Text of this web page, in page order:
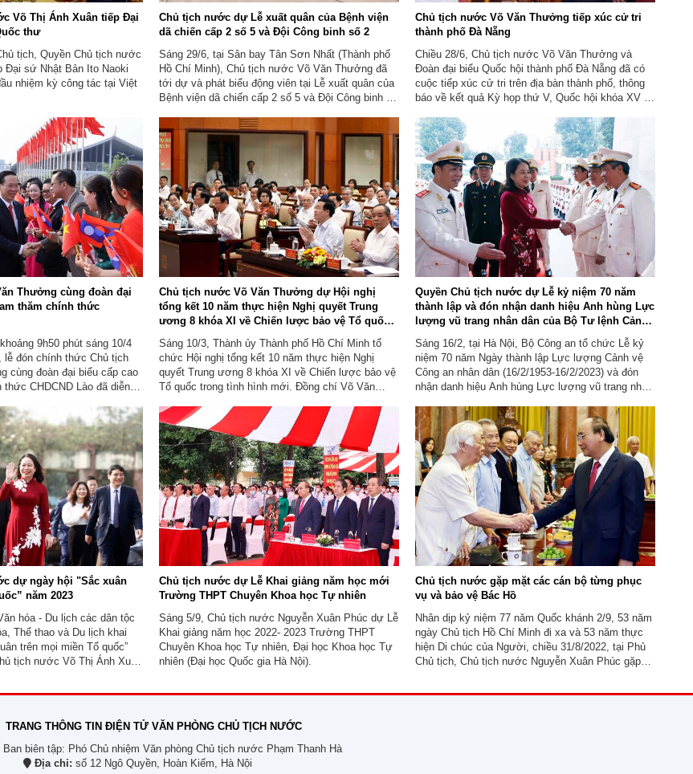
Võ Thị Ánh Xuân tiếp Đại
thư
tịch, Quyền Chủ tịch nước
Đại sứ Nhật Bản Ito Naoki
nhiệm kỳ công tác tại Việt
Chủ tịch nước dự Lễ xuất quân của Bệnh viện
dã chiến cấp 2 số 5 và Đội Công binh số 2
Sáng 29/6, tại Sân bay Tân Sơn Nhất (Thành phố
Hồ Chí Minh), Chủ tịch nước Võ Văn Thưởng đã
tới dự và phát biểu động viên tại Lễ xuất quân của
Bệnh viện dã chiến cấp 2 số 5 và Đội Công binh số
quốc tại Nam Sudan và khu vực Abyei.
Chủ tịch nước Võ Văn Thưởng tiếp xúc cử tri
thành phố Đà Nẵng
Chiều 28/6, Chủ tịch nước Võ Văn Thưởng và
Đoàn đại biểu Quốc hội thành phố Đà Nẵng đã có
cuộc tiếp xúc cử tri trên địa bàn thành phố, thông
báo về kết quả Kỳ họp thứ V, Quốc hội khóa XV và
đình Nhà giáo Nhân dân Nguyễn Trọng Hoàng, sinh
năm 1924 ...
Thưởng cùng đoàn đại
thăm chính thức
9h50 phút sáng 10/4
đón chính thức Chủ tịch
cùng đoàn đại biểu cấp cao
CHDCND Lào đã diễn ra
tịch nước Lào Thongloun
Chủ tịch nước Võ Văn Thưởng dự Hội nghị
tổng kết 10 năm thực hiện Nghị quyết Trung
ương 8 khóa XI về Chiến lược bảo vệ Tổ quốc
trong tình hình mới tại Thành phố Hồ Chí Minh
Sáng 10/3, Thành ủy Thành phố Hồ Chí Minh tổ
chức Hội nghị tổng kết 10 năm thực hiện Nghị
quyết Trung ương 8 khóa XI về Chiến lược bảo vệ
Tổ quốc trong tình hình mới. Đồng chí Võ Văn
Tổng kết Nghị quyết Trung ương 8 khóa XI dự và
chỉ đạo hội nghị.
Quyền Chủ tịch nước dự Lễ kỷ niệm 70 năm
thành lập và đón nhận danh hiệu Anh hùng Lực
lượng vũ trang nhân dân của Bộ Tư lệnh Cảnh
Sáng 16/2, tại Hà Nội, Bộ Công an tổ chức Lễ kỷ
niệm 70 năm Ngày thành lập Lực lượng Cảnh vệ
Công an nhân dân (16/2/1953-16/2/2023) và đón
nhận danh hiệu Anh hùng Lực lượng vũ trang nhân
Quyền Chủ tịch nước Võ Thị Ánh Xuân; Đại tướng
Tô Lâm, Ủy viên Bộ ...
dự ngày hội "Sắc xuân
năm 2023
hóa - Du lịch các dân tộc
Thể thao và Du lịch khai
trên mọi miền Tổ quốc”
tịch nước Võ Thị Ánh Xuân
Chủ tịch nước dự Lễ Khai giảng năm học mới
Trường THPT Chuyên Khoa học Tự nhiên
Sáng 5/9, Chủ tịch nước Nguyễn Xuân Phúc dự Lễ
Khai giảng năm học 2022- 2023 Trường THPT
Chuyên Khoa học Tự nhiên, Đại học Khoa học Tự
nhiên (Đại học Quốc gia Hà Nội).
Chủ tịch nước gặp mặt các cán bộ từng phục
vụ và bảo vệ Bác Hồ
Nhân dịp kỷ niệm 77 năm Quốc khánh 2/9, 53 năm
ngày Chủ tịch Hồ Chí Minh đi xa và 53 năm thực
hiện Di chúc của Người, chiều 31/8/2022, tại Phủ
Chủ tịch, Chủ tịch nước Nguyễn Xuân Phúc gặp
phục vụ và bảo vệ Bác Hồ.
TRANG THÔNG TIN ĐIỆN TỬ VĂN PHÒNG CHỦ TỊCH NƯỚC
biên tập: Phó Chủ nhiệm Văn phòng Chủ tịch nước Phạm Thanh Hà
Địa chỉ: số 12 Ngô Quyền, Hoàn Kiếm, Hà Nội